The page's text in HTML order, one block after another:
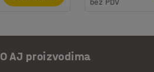
O AJ proizvodima